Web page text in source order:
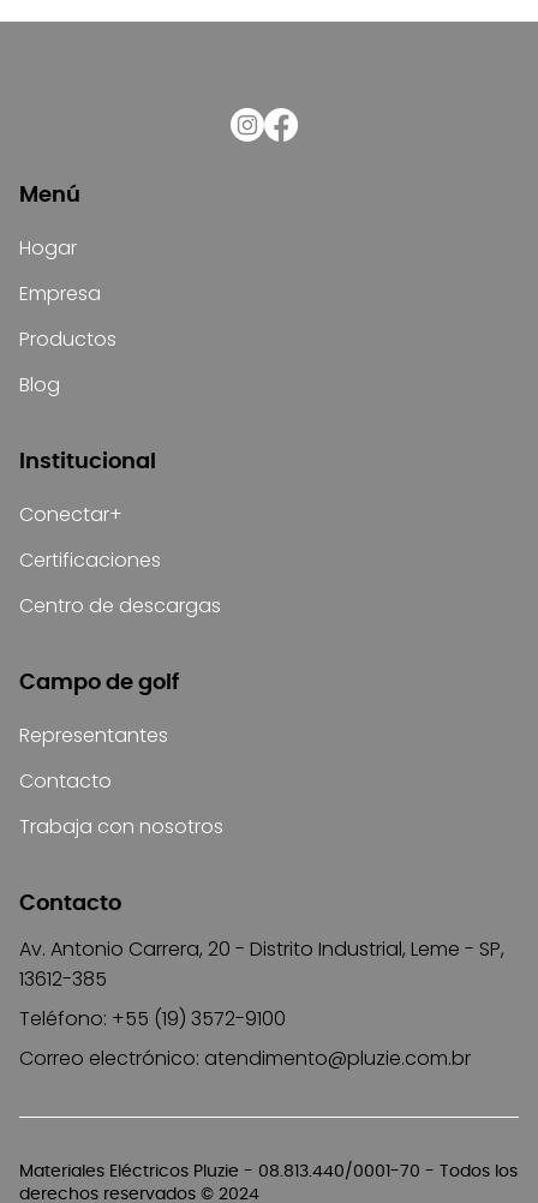
Materiales Eléctricos Pluzie - 08.813.440/0001-70 - Todos los
derechos reservados © 2024
Menú
Hogar
Empresa
Productos
Blog
Institucional
Conectar+
Certificaciones
Centro de descargas
Campo de golf
Representantes
Contacto
Trabaja con nosotros
Contacto
Av. Antonio Carrera, 20 - Distrito Industrial, Leme - SP,
13612-385
Teléfono: +55 (19) 3572-9100
Correo electrónico: atendimento@pluzie.com.br